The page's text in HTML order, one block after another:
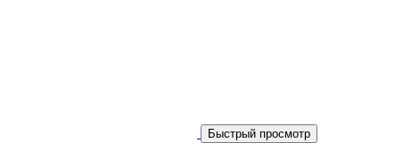
Быстрый просмотр